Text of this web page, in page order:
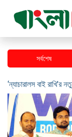
সর্বশেষ
‘ন্যাচারালস বাই